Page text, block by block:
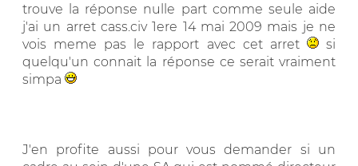
trouve la réponse nulle part comme seule aide
j'ai un arret cass.civ 1ere 14 mai 2009 mais je ne
vois meme pas le rapport avec cet arret
si
quelqu'un connait la réponse ce serait vraiment
simpa
J'en profite aussi pour vous demander si un